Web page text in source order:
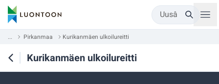
Uusâ
... Pirkanmaa Kurikanmäen ulkoilureitti
Kurikanmäen ulkoilureitti